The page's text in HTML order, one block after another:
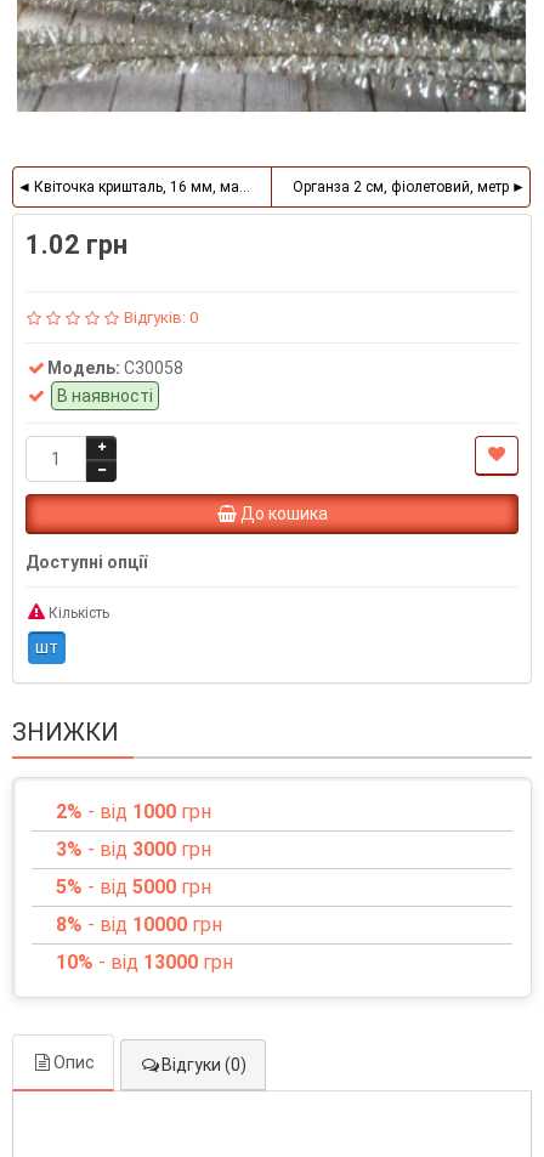
Квіточка кришталь, 16 мм, малинова Органза 2 см, фіолетовий, метр
1.02 грн
Відгуків: 0
Модель: С30058
В наявності
До кошика
Доступні опції
Кількість
шт
ЗНИЖКИ
2% - від 1000 грн
3% - від 3000 грн
5% - від 5000 грн
8% - від 10000 грн
10% - від 13000 грн
Опис Відгуки (0)